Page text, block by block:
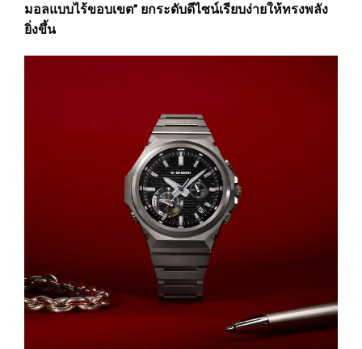
มอลแบบไร้ขอบเขต” ยกระดับดีไซน์เรียบง่ายให้ทรงพลัง
ยิ่งขึ้น